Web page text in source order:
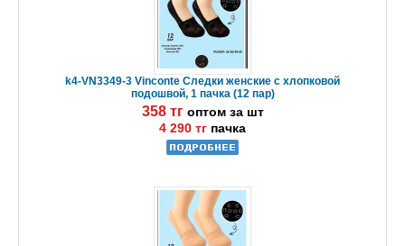
k4-VN3349-3 Vinconte Следки женские с хлопковой
подошвой, 1 пачка (12 пар)
358 тг оптом за шт
4 290 тг пачка